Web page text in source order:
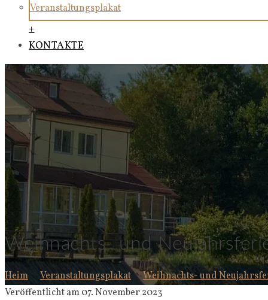
Veranstaltungsplakat
+
KONTAKTE
Weihnachts- und
Heim Veranstaltungsplakat
Weihnachts- und
Veröffentlicht am 07. November 2023